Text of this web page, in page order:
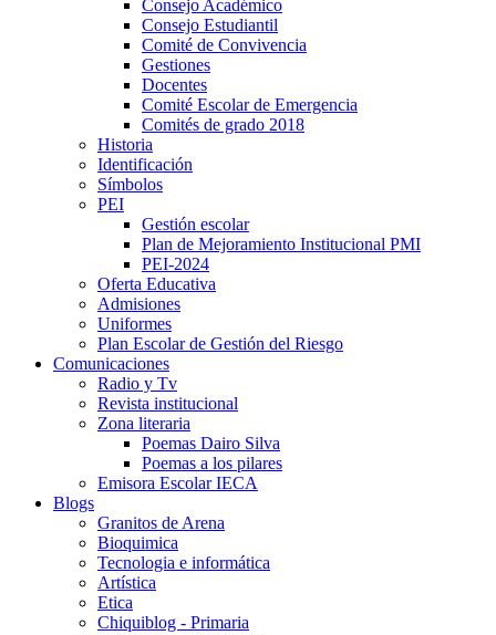
Consejo Académico
Consejo Estudiantil
Comité de Convivencia
Gestiones
Docentes
Comité Escolar de Emergencia
Comités de grado 2018
Historia
Identificación
Símbolos
PEI
Gestión escolar
Plan de Mejoramiento Institucional PMI
PEI-2024
Oferta Educativa
Admisiones
Uniformes
Plan Escolar de Gestión del Riesgo
Comunicaciones
Radio y Tv
Revista institucional
Zona literaria
Poemas Dairo Silva
Poemas a los pilares
Emisora Escolar IECA
Blogs
Granitos de Arena
Bioquimica
Tecnologia e informática
Artística
Etica
Chiquiblog - Primaria